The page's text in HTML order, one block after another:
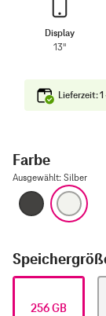
Display
13''
Lieferzeit: 1
Farbe
Ausgewählt: Silber
Space
256 GB